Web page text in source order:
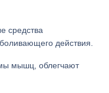
средства
действия.
мышц, облегчают